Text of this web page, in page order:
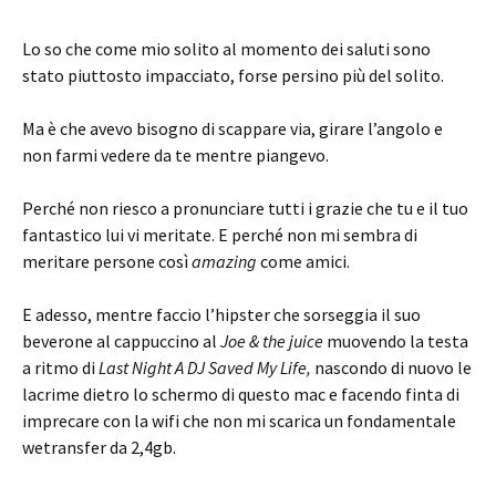
Lo so che come mio solito al momento dei saluti sono
stato piuttosto impacciato, forse persino più del solito.
Ma è che avevo bisogno di scappare via, girare l’angolo e
non farmi vedere da te mentre piangevo.
Perché non riesco a pronunciare tutti i grazie che tu e il tuo
fantastico lui vi meritate. E perché non mi sembra di
meritare persone così amazing come amici.
E adesso, mentre faccio l’hipster che sorseggia il suo
beverone al cappuccino al Joe & the juice muovendo la testa
a ritmo di Last Night A DJ Saved My Life, nascondo di nuovo le
lacrime dietro lo schermo di questo mac e facendo finta di
imprecare con la wifi che non mi scarica un fondamentale
wetransfer da 2,4gb.